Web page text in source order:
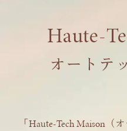
Haute-
オートテ
「Haute-Tech Maison